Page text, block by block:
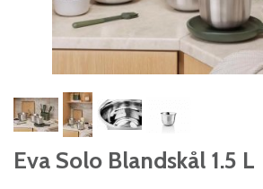
Eva Solo Blandskål 1.5 L